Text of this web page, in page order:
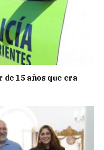
15 años que era